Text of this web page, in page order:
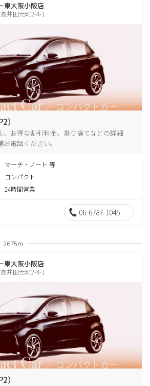
東大阪小阪店
井田元町2-4-1
）
、お得な割引料金、乗り捨てなどの詳細
電話ください。
マーチ・ノート 等
コンパクト
24時間営業
06-6787-1045
2675m
東大阪小阪店
井田元町2-4-1
）